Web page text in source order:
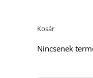
Kosár
Nincsenek